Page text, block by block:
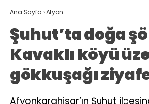
Ana Sayfa ›Afyon
Şuhut’ta doğa
Kavaklı köyü
gökkuşağı
Afyonkarahisar’ın Şuhut